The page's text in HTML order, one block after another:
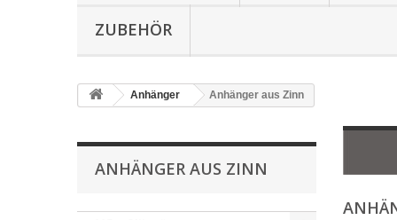
ZUBEHÖR
Anhänger Anhänger aus Zinn
ANHÄNGER AUS ZINN